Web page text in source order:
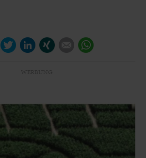
FacebookTwitterLinkedIn E-mail